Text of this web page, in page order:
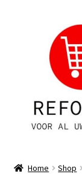
navigatie
Home Shop